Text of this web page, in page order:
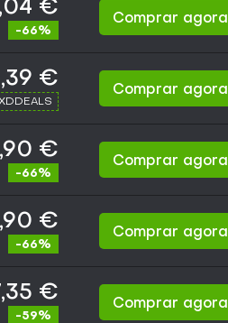
€
-66%
Comprar agora
€
Comprar agora
€
-66%
Comprar agora
€
-66%
Comprar agora
€
-59%
Comprar agora